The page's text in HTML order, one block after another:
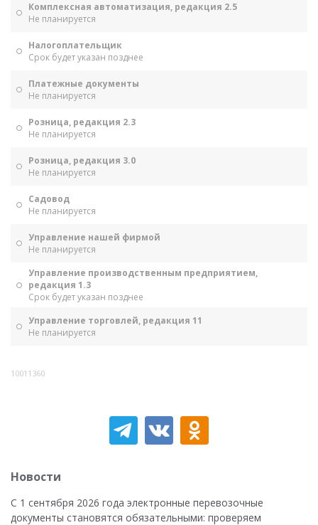
Комплексная автоматизация, редакция 2.5
Не планируется
Налогоплательщик
Срок будет указан позднее
Платежные документы
Не планируется
Розница, редакция 2.3
Не планируется
Розница, редакция 3.0
Не планируется
Садовод
Не планируется
Управление нашей фирмой
Не планируется
Управление производственным предприятием,
редакция 1.3
Срок будет указан позднее
Управление торговлей, редакция 11
Не планируется
10011360
Новости
С 1 сентября 2026 года электронные перевозочные
документы становятся обязательными: проверяем